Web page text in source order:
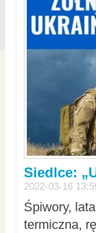
Siedlce:
2022-03-16
Śpiwory,
termiczna,